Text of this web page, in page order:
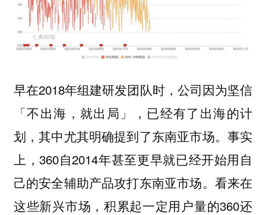
早在2018年组建研发团队时，公司因为坚信
「不出海，就出局」，已经有了出海的计
划，其中尤其明确提到了东南亚市场。事实
上，360自2014年甚至更早就已经开始用自
己的安全辅助产品攻打东南亚市场。看来在
这些新兴市场，积累起一定用户量的360还